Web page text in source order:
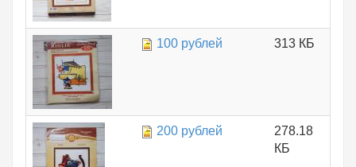
100 рублей 313 КБ
200 рублей
278.18
КБ